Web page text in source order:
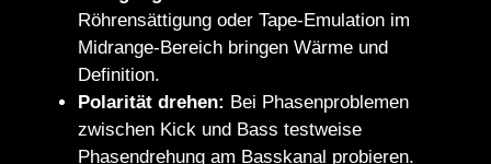
Röhrensättigung oder Tape-Emulation im
Midrange-Bereich bringen Wärme und
Definition.
Polarität drehen: Bei Phasenproblemen
zwischen Kick und Bass testweise
Phasendrehung am Basskanal probieren.